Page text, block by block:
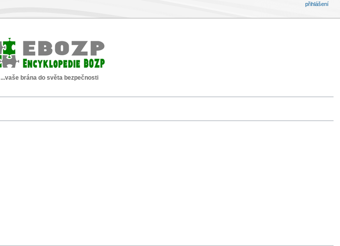
...vaše brána do světa bezpečnosti
přihlášení